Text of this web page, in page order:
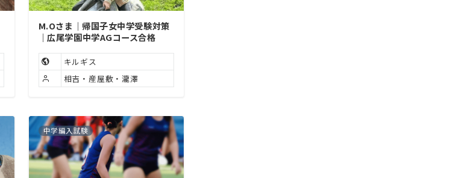
M.Oさま｜帰国子女中学受験対策
｜広尾学園中学AGコース合格
キルギス
相吉・産屋敷・瀧澤
中学編入試験